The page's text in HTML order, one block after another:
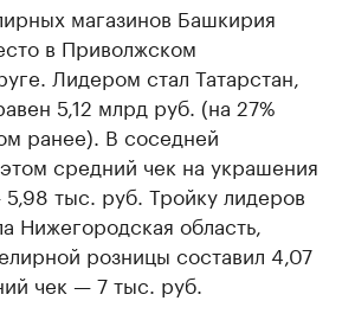
магазинов Башкирия
в Приволжском
Лидером стал Татарстан,
5,12 млрд руб. (на 27%
ранее). В соседней
средний чек на украшения
тыс. руб. Тройку лидеров
Нижегородская область,
розницы составил 4,07
чек — 7 тыс. руб.